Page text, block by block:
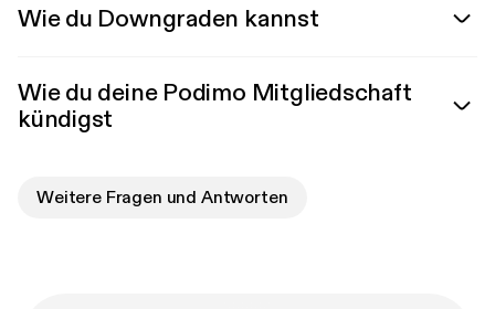
Wie du Downgraden kannst
Wie du deine Podimo Mitgliedschaft
kündigst
Weitere Fragen und Antworten